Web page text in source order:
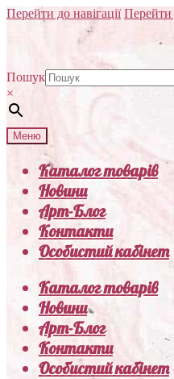
Перейти до навігації Перейти
Пошук
×
Меню
Каталог товарів
Новини
Арт-Блог
Контакти
Особистий кабінет
Каталог товарів
Новини
Арт-Блог
Контакти
Особистий кабінет